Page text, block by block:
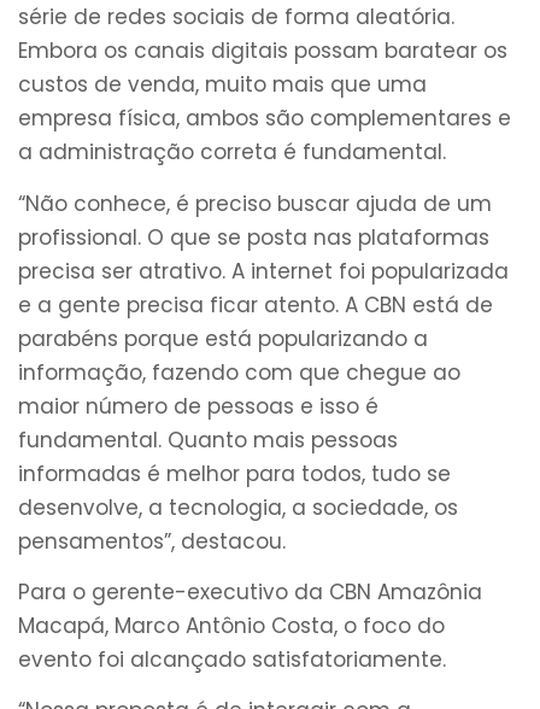
série de redes sociais de forma aleatória.
Embora os canais digitais possam baratear os
custos de venda, muito mais que uma
empresa física, ambos são complementares e
a administração correta é fundamental.
“Não conhece, é preciso buscar ajuda de um
profissional. O que se posta nas plataformas
precisa ser atrativo. A internet foi popularizada
e a gente precisa ficar atento. A CBN está de
parabéns porque está popularizando a
informação, fazendo com que chegue ao
maior número de pessoas e isso é
fundamental. Quanto mais pessoas
informadas é melhor para todos, tudo se
desenvolve, a tecnologia, a sociedade, os
pensamentos”, destacou.
Para o gerente-executivo da CBN Amazônia
Macapá, Marco Antônio Costa, o foco do
evento foi alcançado satisfatoriamente.